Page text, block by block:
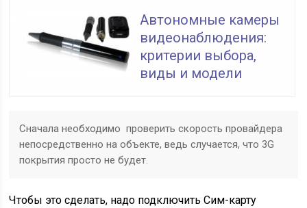
Автономные камеры
видеонаблюдения:
критерии выбора,
виды и модели
Сначала необходимо проверить скорость провайдера
непосредственно на объекте, ведь случается, что 3G
покрытия просто не будет.
Чтобы это сделать, надо подключить Сим-карту